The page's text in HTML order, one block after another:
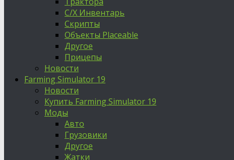
С/Х Инвентарь
Скрипты
Объекты Placeable
Другое
Прицепы
Новости
Farming Simulator 19
Новости
Купить Farming Simulator 19
Моды
Авто
Грузовики
Другое
Жатки